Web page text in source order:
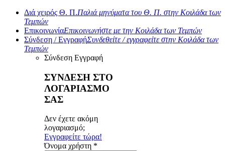
Διά χειρός Θ. Π.Παλιά μηνύματα του Θ. Π. στην Κοιλάδα των
Τεμπών
ΕπικοινωνίαΕπικοινωνήστε με την Κοιλάδα των Τεμπών
Σύνδεση / ΕγγραφήΣυνδεθείτε / εγγραφείτε στην Κοιλάδα των
Τεμπών
Σύνδεση Εγγραφή
ΣΥΝΔΕΣΗ ΣΤΟ
ΛΟΓΑΡΙΑΣΜΟ
ΣΑΣ
Δεν έχετε ακόμη
λογαριασμό;
Εγγραφείτε τώρα!
Όνομα χρήστη *